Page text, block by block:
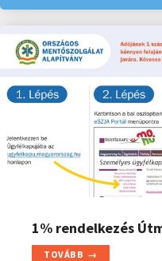
1% rendelkezés
TOVÁBB